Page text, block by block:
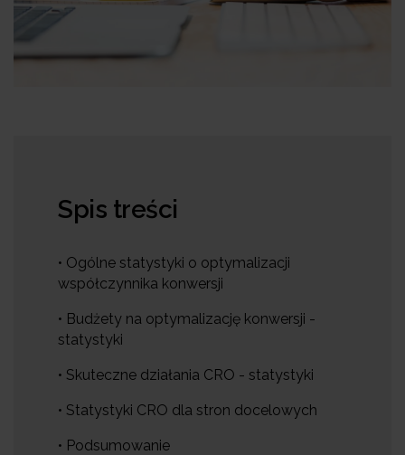
Spis treści
• Ogólne statystyki o optymalizacji
współczynnika konwersji
• Budżety na optymalizację konwersji -
statystyki
• Skuteczne działania CRO - statystyki
• Statystyki CRO dla stron docelowych
• Podsumowanie